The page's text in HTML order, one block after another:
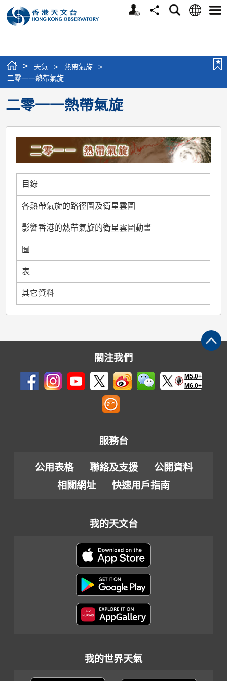
個
分
搜
語
選
> 天氣 > 熱帶氣旋
>
二零一一熱帶氣旋
二零一一熱帶氣旋
目錄
各熱帶氣旋的路徑圖及衛星雲圖
影響香港的熱帶氣旋的衛星雲圖動畫
圖
表
其它資料
關注我們
M5.0+
M6.0+
服務台
公用表格 聯絡及支援
公開資料
相關網址
快速用戶指南
我的天文台
我的世界天氣